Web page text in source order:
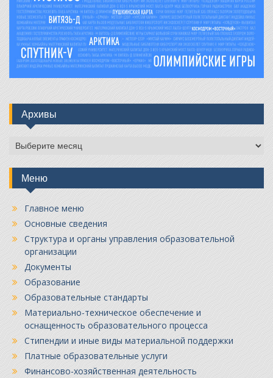
Архивы
Архивы
Меню
Главное меню
Основные сведения
Структура и органы управления образовательной
организации
Документы
Образование
Образовательные стандарты
Материально-техническое обеспечение и
оснащенность образовательного процесса
Стипендии и иные виды материальной поддержки
Платные образовательные услуги
Финансово-хозяйственная деятельность